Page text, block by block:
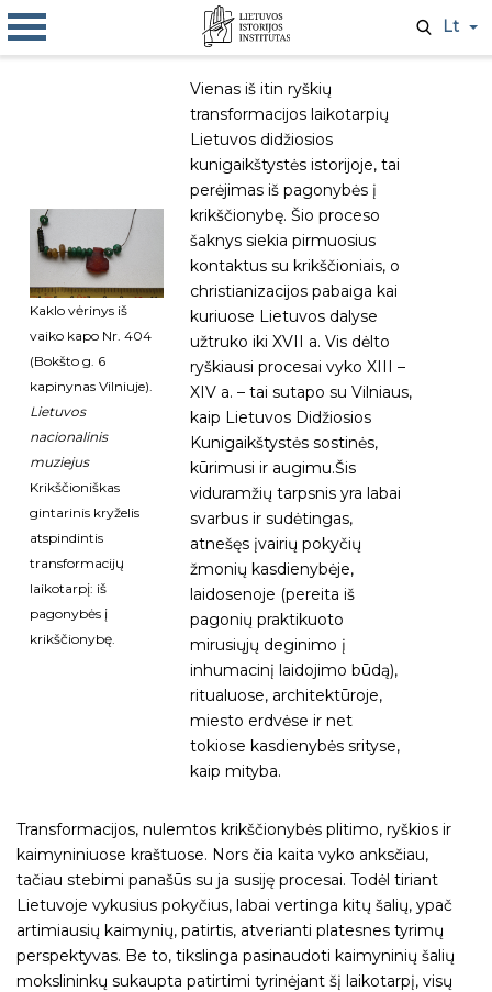
Kaklo vėrinys iš
vaiko kapo Nr. 404
(Bokšto g. 6
kapinynas Vilniuje).
Lietuvos
nacionalinis
muziejus
Krikščioniškas
gintarinis kryželis
atspindintis
transformacijų
laikotarpį: iš
pagonybės į
krikščionybę.
Vienas iš itin ryškių
transformacijos laikotarpių
Lietuvos didžiosios
kunigaikštystės istorijoje, tai
perėjimas iš pagonybės į
krikščionybę. Šio proceso
šaknys siekia pirmuosius
kontaktus su krikščioniais, o
christianizacijos pabaiga kai
kuriuose Lietuvos dalyse
užtruko iki XVII a. Vis dėlto
ryškiausi procesai vyko XIII –
XIV a. – tai sutapo su Vilniaus,
kaip Lietuvos Didžiosios
Kunigaikštystės sostinės,
kūrimusi ir augimu.Šis
viduramžių tarpsnis yra labai
svarbus ir sudėtingas,
atnešęs įvairių pokyčių
žmonių kasdienybėje,
laidosenoje (pereita iš
pagonių praktikuoto
mirusiųjų deginimo į
inhumacinį laidojimo būdą),
ritualuose, architektūroje,
miesto erdvėse ir net
tokiose kasdienybės srityse,
kaip mityba.
Transformacijos, nulemtos krikščionybės plitimo, ryškios ir
kaimyniniuose kraštuose. Nors čia kaita vyko anksčiau,
tačiau stebimi panašūs su ja susiję procesai. Todėl tiriant
Lietuvoje vykusius pokyčius, labai vertinga kitų šalių, ypač
artimiausių kaimynių, patirtis, atverianti platesnes tyrimų
perspektyvas. Be to, tikslinga pasinaudoti kaimyninių šalių
mokslininkų sukaupta patirtimi tyrinėjant šį laikotarpį, visų
Lt